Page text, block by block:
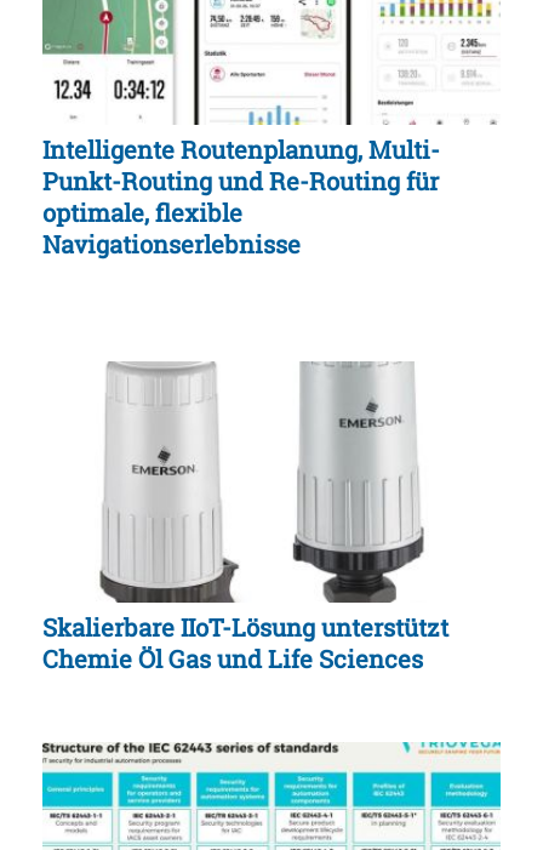
Intelligente Routenplanung, Multi-
Punkt-Routing und Re-Routing für
optimale, flexible
Navigationserlebnisse
Skalierbare IIoT-Lösung unterstützt
Chemie Öl Gas und Life Sciences